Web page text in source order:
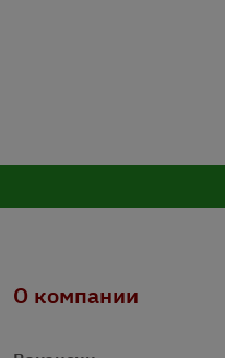
О компании